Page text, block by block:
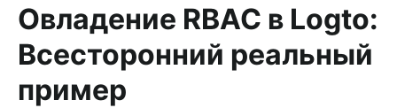
Овладение RBAC в Logto:
Всесторонний реальный
пример